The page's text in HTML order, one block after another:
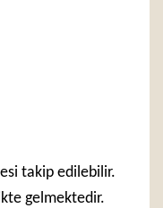
takip edilebilir.
gelmektedir.